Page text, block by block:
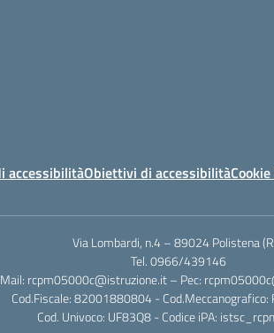
accessibilitàObiettivi di accessibilità
Via Lombardi, n.4 – 89024 Polistena
Tel. 0966/439146
rcpm05000c@istruzione.it – Pec:
Cod.Fiscale: 82001880804 - Cod.Meccanografico:
Cod. Univoco: UF83Q8 - Codice iPA: